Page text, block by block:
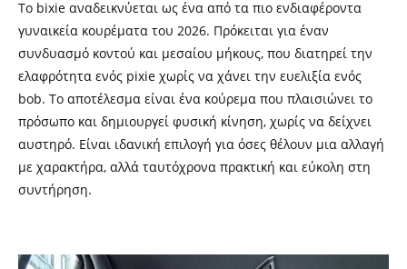
Το bixie αναδεικνύεται ως ένα από τα πιο ενδιαφέροντα
γυναικεία κουρέματα του 2026. Πρόκειται για έναν
συνδυασμό κοντού και μεσαίου μήκους, που διατηρεί την
ελαφρότητα ενός pixie χωρίς να χάνει την ευελιξία ενός
bob. Το αποτέλεσμα είναι ένα κούρεμα που πλαισιώνει το
πρόσωπο και δημιουργεί φυσική κίνηση, χωρίς να δείχνει
αυστηρό. Είναι ιδανική επιλογή για όσες θέλουν μια αλλαγή
με χαρακτήρα, αλλά ταυτόχρονα πρακτική και εύκολη στη
συντήρηση.